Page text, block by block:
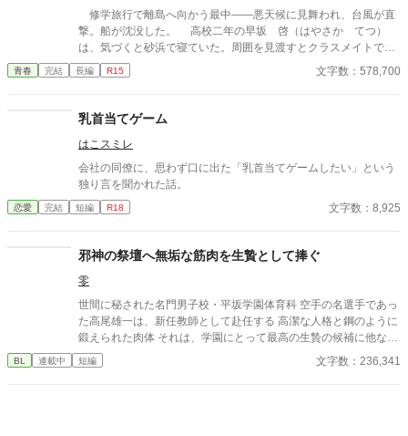
に、ひなたの体はどんどん反応してしまって…。 怒ったり照れた
りしながらも、次第に蓮に惹かれていくひなた。 だけど、彼には
まだ知られていない秘密があって―― 「…ほんとは、ずっと前か
交差する、ちょっぴり危険な主従ラブストーリー。
修学旅行で離島へ向かう最中――悪天候に見舞われ、台風が直
撃。船が沈没した。 高校二年の早坂 啓（はやさか てつ）
は、気づくと砂浜で寝ていた。周囲を見渡すとクラスメイトで美
少女の天音 愛（あまね まな）が隣に倒れていた。 どうや
ら、漂流して流されていたようだった。 帰ろうにも島は『無人
無人島サバイバルをしていくのだが……クラスの女子が次々に見
いに発展！？
青春 完結 長編 R15 文字数：578,700
乳首当てゲーム
はこスミレ
会社の同僚に、思わず口に出た「乳首当てゲームしたい」という
独り言を聞かれた話。
恋愛 完結 短編 R18 文字数：8,925
邪神の祭壇へ無垢な筋肉を生贄として捧ぐ
零
世間に秘された名門男子校・平坂学園体育科 空手の名選手であっ
た高尾雄一は、新任教師として赴任する 高潔な人格と鋼のように
鍛えられた肉体 それは、学園にとって最高の生贄の候補に他なら
なかった 至高の筋肉を持つ、精神を削られ意志をなくした青年を
太古の神に捧げるため、“水”、“風”、“土”の信奉者達が暗躍する 意
BL 連載中 短編 文字数：236,341